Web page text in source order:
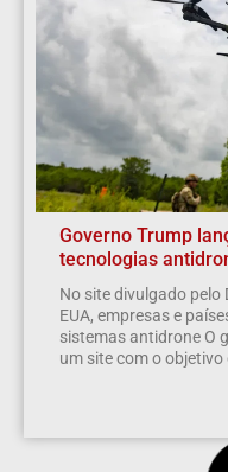
Governo Trump
tecnologias
No site divulgado pelo
EUA, empresas e
sistemas antidrone O
um site com o objetivo